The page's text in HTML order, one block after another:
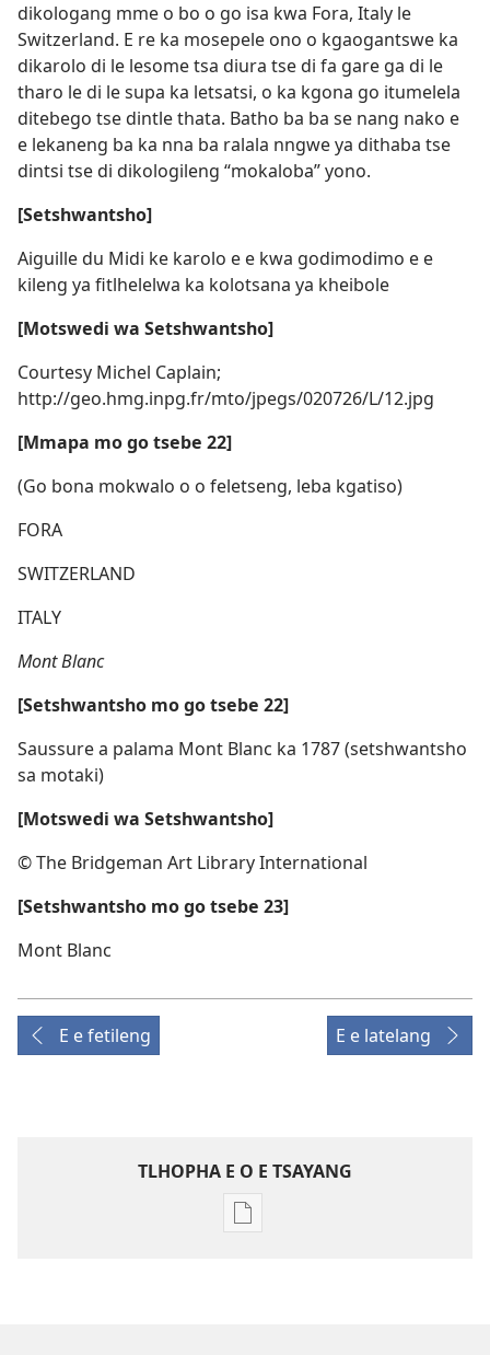
dikologang mme o bo o go isa kwa Fora, Italy le
Switzerland. E re ka mosepele ono o kgaogantswe ka
dikarolo di le lesome tsa diura tse di fa gare ga di le
tharo le di le supa ka letsatsi, o ka kgona go itumelela
ditebego tse dintle thata. Batho ba ba se nang nako e
e lekaneng ba ka nna ba ralala nngwe ya dithaba tse
dintsi tse di dikologileng “mokaloba” yono.
[Setshwantsho]
Aiguille du Midi ke karolo e e kwa godimodimo e e
kileng ya fitlhelelwa ka kolotsana ya kheibole
[Motswedi wa Setshwantsho]
Courtesy Michel Caplain;
http://geo.hmg.inpg.fr/mto/jpegs/020726/L/12.jpg
[Mmapa mo go tsebe 22]
(Go bona mokwalo o o feletseng, leba kgatiso)
FORA
SWITZERLAND
ITALY
Mont Blanc
[Setshwantsho mo go tsebe 22]
Saussure a palama Mont Blanc ka 1787 (setshwantsho
sa motaki)
[Motswedi wa Setshwantsho]
© The Bridgeman Art Library International
[Setshwantsho mo go tsebe 23]
Mont Blanc
E e fetileng E e latelang
TLHOPHA E O E TSAYANG
Ditsela